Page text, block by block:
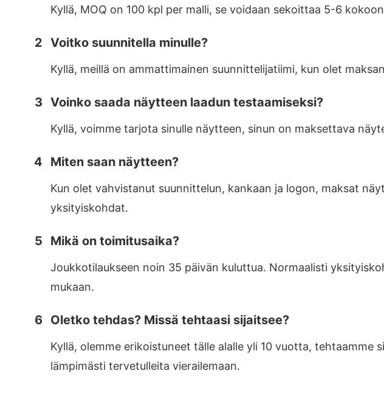
Kyllä, MOQ on 100 kpl per malli, se voidaan sekoittaa 5-6
2 Voitko suunnitella minulle?
Kyllä, meillä on ammattimainen suunnittelijatiimi, kun olet
3 Voinko saada näytteen laadun testaamiseksi?
Kyllä, voimme tarjota sinulle näytteen, sinun on maksettava
4 Miten saan näytteen?
Kun olet vahvistanut suunnittelun, kankaan ja logon, maksat
yksityiskohdat.
5 Mikä on toimitusaika?
Joukkotilaukseen noin 35 päivän kuluttua. Normaalisti
mukaan.
6 Oletko tehdas? Missä tehtaasi sijaitsee?
Kyllä, olemme erikoistuneet tälle alalle yli 10 vuotta, tehtaamme
lämpimästi tervetulleita vierailemaan.